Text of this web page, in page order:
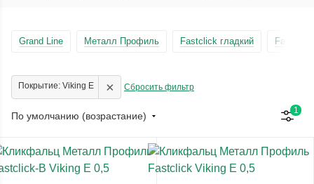
Grand Line Металл Профиль Fastclick гладкий
Покрытие: Viking E × Сбросить фильтр
По умолчанию (возрастание) 1